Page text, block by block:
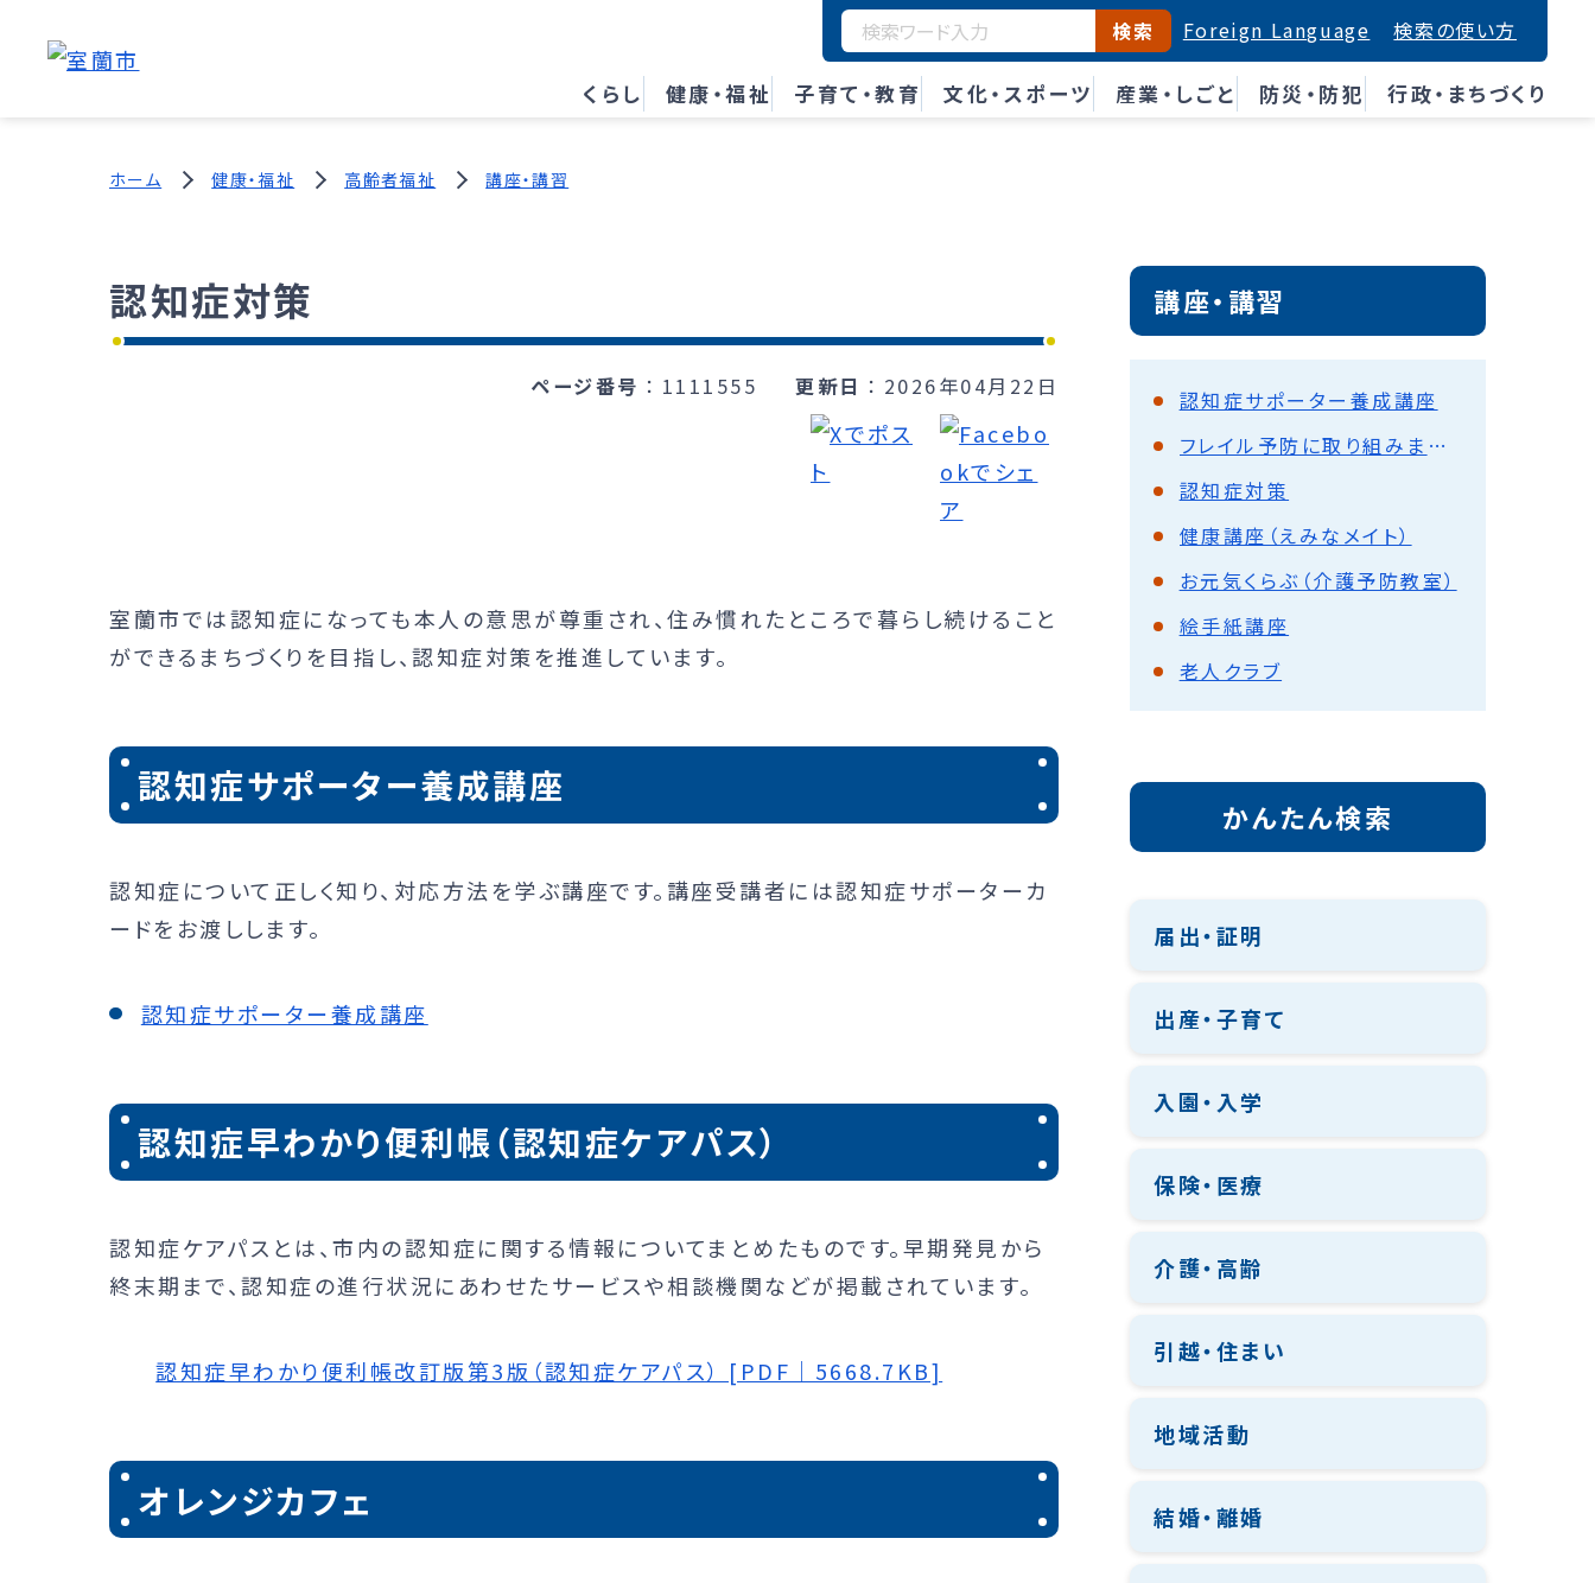
くらし 健康・福祉 子育て・教育 文化・スポーツ 産業・しごと 防災・防犯 行政・まちづくり
検索 Foreign Language 検索の使い方
ホーム 健康・福祉 高齢者福祉 講座・講習
認知症対策
ページ番号 1111555 更新日 2026年04月22日
室蘭市では認知症になっても本人の意思が尊重され、住み慣れたところで暮らし続けること
ができるまちづくりを目指し、認知症対策を推進しています。
認知症サポーター養成講座
認知症について正しく知り、対応方法を学ぶ講座です。講座受講者には認知症サポーターカ
ードをお渡しします。
認知症サポーター養成講座
認知症早わかり便利帳（認知症ケアパス）
認知症ケアパスとは、市内の認知症に関する情報についてまとめたものです。早期発見から
終末期まで、認知症の進行状況にあわせたサービスや相談機関などが掲載されています。
認知症早わかり便利帳改訂版第3版（認知症ケアパス） [PDF｜5668.7KB]
オレンジカフェ
講座・講習
認知症サポーター養成講座
フレイル予防に取り組みましょう！
認知症対策
健康講座（えみなメイト）
お元気くらぶ（介護予防教室）
絵手紙講座
老人クラブ
かんたん検索
届出・証明
出産・子育て
入園・入学
保険・医療
介護・高齢
引越・住まい
地域活動
結婚・離婚